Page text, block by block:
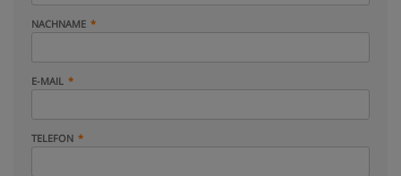
NACHNAME
E-MAIL
TELEFON